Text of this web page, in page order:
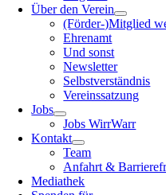
Über den Verein
(Förder-)Mitglied
Ehrenamt
Und sonst
Newsletter
Selbstverständnis
Vereinssatzung
Jobs
Jobs WirrWarr
Kontakt
Team
Anfahrt &
Mediathek